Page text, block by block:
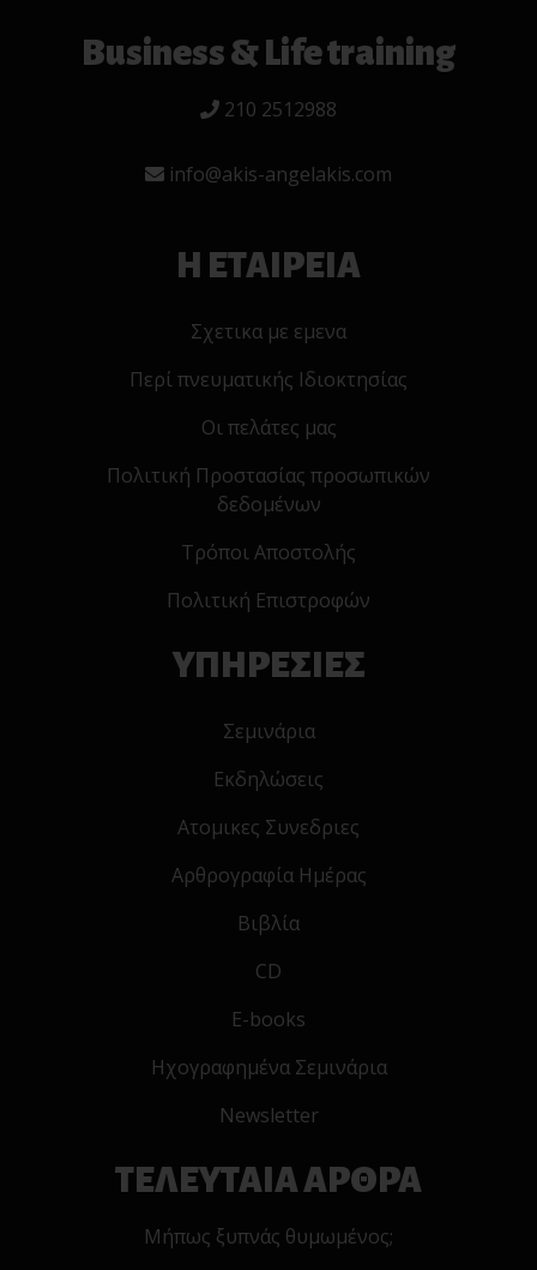
Business & Life training
210 2512988
info@akis-angelakis.com
Η ΕΤΑΙΡΕΙΑ
Σχετικα με εμενα
Περί πνευματικής Ιδιοκτησίας
Οι πελάτες μας
Πολιτική Προστασίας προσωπικών
δεδομένων
Τρόποι Αποστολής
Πολιτική Επιστροφών
ΥΠΗΡΕΣΙΕΣ
Σεμινάρια
Εκδηλώσεις
Ατομικες Συνεδριες
Αρθρογραφία Ημέρας
Βιβλία
CD
E-books
Ηχογραφημένα Σεμινάρια
Newsletter
ΤΕΛΕΥΤΑΙΑ ΑΡΘΡΑ
Μήπως ξυπνάς θυμωμένος;